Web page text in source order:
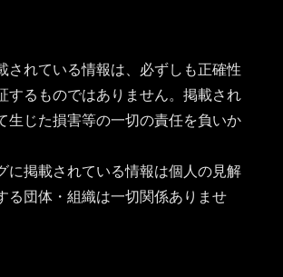
されている情報は、必ずしも正確性
するものではありません。掲載され
生じた損害等の一切の責任を負いか
に掲載されている情報は個人の見解
る団体・組織は一切関係ありませ